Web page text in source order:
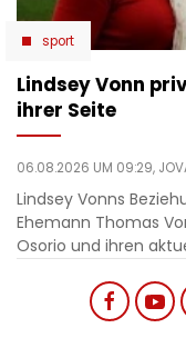
sport
Lindsey Vonn
ihrer Seite
06.08.2026 UM 09:29,
Lindsey Vonns
Ehemann Thomas
Osorio und ihren